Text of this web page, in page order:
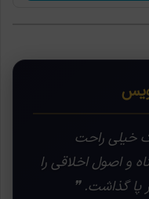
خیلی راحت
و اصول اخلاقی را
پا گذاشت. ❞